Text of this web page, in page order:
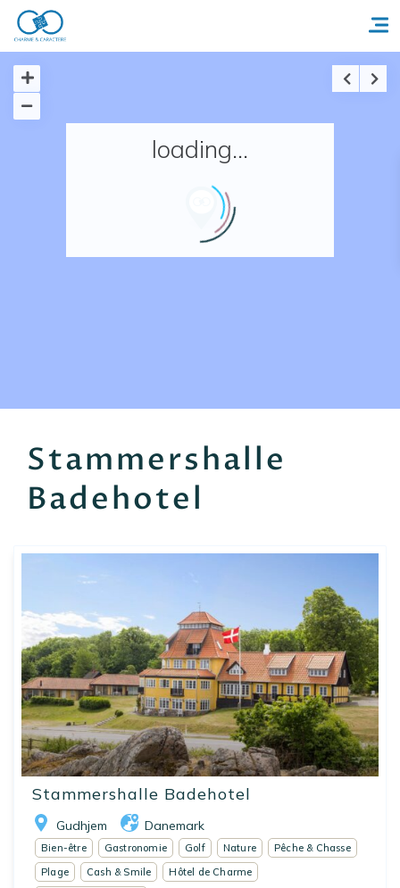
Accueil
Nos adresses en France
loading...
Stammershalle
Badehotel
Stammershalle Badehotel
Gudhjem Danemark
Bien-être Gastronomie Golf Nature
Pêche & Chasse
Plage
Cash & Smile
Hôtel de Charme